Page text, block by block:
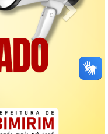
Next